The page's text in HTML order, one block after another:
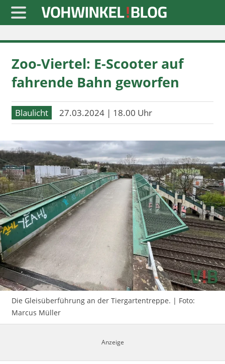
Startseite
» Blaulicht
» Freizeit
» Notizen
» Politik
» Sport
» Wirtschaft
Werbung
Datenschutz
Impressum
Zoo-Viertel: E-Scooter auf
fahrende Bahn geworfen
Blaulicht 27.03.2024 | 18.00 Uhr
Die Gleisüberführung an der Tiergartentreppe. | Foto:
Marcus Müller